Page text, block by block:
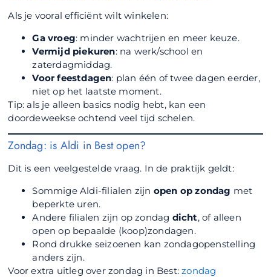
Als je vooral efficiënt wilt winkelen:
Ga vroeg: minder wachtrijen en meer keuze.
Vermijd piekuren: na werk/school en
zaterdagmiddag.
Voor feestdagen: plan één of twee dagen eerder,
niet op het laatste moment.
Tip: als je alleen basics nodig hebt, kan een
doordeweekse ochtend veel tijd schelen.
Zondag: is Aldi in Best open?
Dit is een veelgestelde vraag. In de praktijk geldt:
Sommige Aldi-filialen zijn open op zondag met
beperkte uren.
Andere filialen zijn op zondag dicht, of alleen
open op bepaalde (koop)zondagen.
Rond drukke seizoenen kan zondagopenstelling
anders zijn.
Voor extra uitleg over zondag in Best:zondag